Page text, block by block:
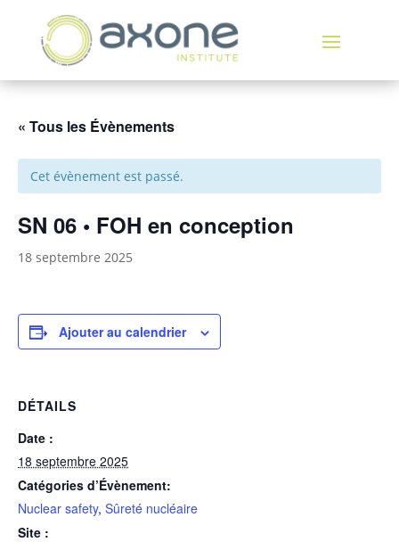
« Tous les Évènements
Cet évènement est passé.
SN 06 • FOH en conception
18 septembre 2025
Ajouter au calendrier
DÉTAILS
Date :
18 septembre 2025
Catégories d’Évènement:
Nuclear safety, Sûreté nucléaire
Site :